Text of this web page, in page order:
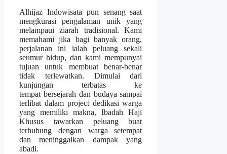
Alhijaz Indowisata pun senang saat
mengkurasi pengalaman unik yang
melampaui ziarah tradisional. Kami
memahami jika bagi banyak orang,
perjalanan ini ialah peluang sekali
seumur hidup, dan kami mempunyai
tujuan untuk membuat benar-benar
tidak terlewatkan. Dimulai dari
kunjungan terbatas ke
tempat bersejarah dan budaya sampai
terlibat dalam project dedikasi warga
yang memiliki makna, Ibadah Haji
Khusus tawarkan peluang buat
terhubung dengan warga setempat
dan meninggalkan dampak yang
abadi.